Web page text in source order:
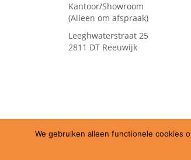
Kantoor/Showroom
(Alleen om afspraak)
Leeghwaterstraat 25
2811 DT Reeuwijk
We gebruiken alleen functionele cookies